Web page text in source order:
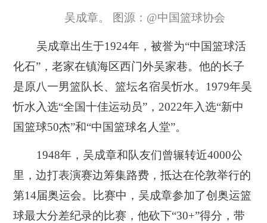
吴成章。 图源：@中国篮球协会
吴成章出生于1924年，被誉为“中国篮球活
化石”，老家在镇海区西门外吴家巷。他的长子
是原八一男篮队长、篮坛名宿吴忻水。1979年吴
忻水入选“全国十佳运动员”，2022年入选“新中
国篮球50杰”和“中国篮球名人堂”。
1948年，吴成章和队友们曾辗转近4000公
里，边打表演赛边筹集路费，抵达在伦敦举行的
第14届奥运会。比赛中，吴成章参加了创奥运篮
球最大分差纪录的比赛，他砍下“30+”得分，带